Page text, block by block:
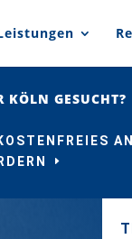
KÖLN GESUCHT?